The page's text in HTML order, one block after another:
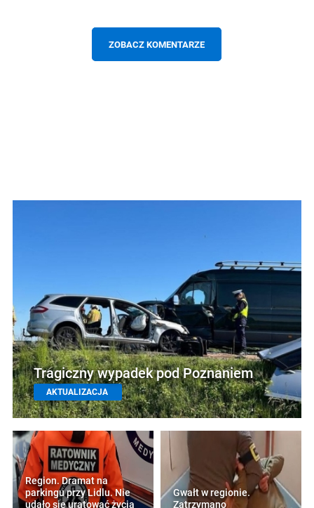
ZOBACZ KOMENTARZE
Tragiczny wypadek pod Poznaniem
AKTUALIZACJA
Region. Dramat na
parkingu przy Lidlu. Nie
udało się uratować życia
Gwałt w regionie.
Zatrzymano